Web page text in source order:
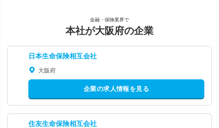
金融・保険業界で
本社が大阪府の企業
日本生命保険相互会社
大阪府
企業の求人情報を見る
住友生命保険相互会社